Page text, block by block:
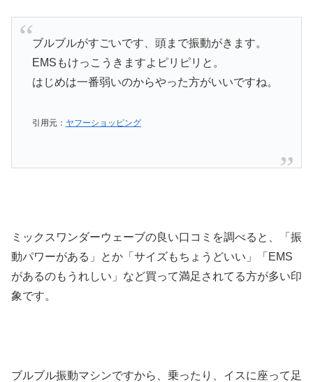
ブルブルがすごいです、頭まで振動がきます。
EMSもけっこうきますよピリピリと。
はじめは一番弱いのからやった方がいいですね。
引用元： ヤフーショッピング
ミックスワンダーウェーブの良い口コミを調べると、「振
動パワーがある」とか「サイズもちょうどいい」「EMS
があるのもうれしい」など買って満足されてる方が多い印
象です。
ブルブル振動マシンですから、乗ったり、イスに座って足